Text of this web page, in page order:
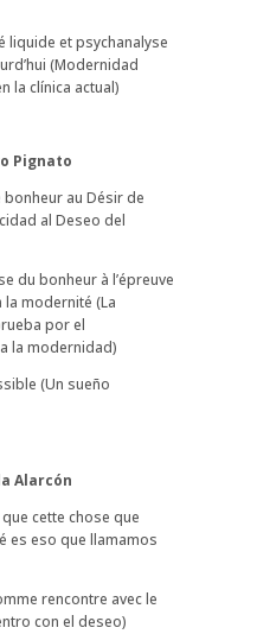
liquide et psychanalyse
(Modernidad
la clínica actual)
Pignato
bonheur au Désir de
al Deseo del
du bonheur à l’épreuve
la modernité (La
por el
la modernidad)
(Un sueño
Alarcón
cette chose que
es eso que llamamos
rencontre avec le
con el deseo)